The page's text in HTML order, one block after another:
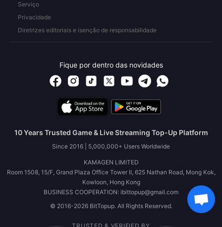
Serviço
Privacidade
Diretrizes editoriais e isenção de responsabilidade
Fique por dentro das novidades
10 Years Trusted Game & Live Streaming Top-Up Platform
Since 2016 | 5,000,000+ Users Worldwide
KAMAGEN LIMITED
Room 1508, 15/F, Grand Plaza Office Tower II, 625 Nathan Road, Mong Kok,
Kowloon, Hong Kong
BUSINESS COOPERATION: ibittopup@gmail.com
© 2016-2026 BitTopup. All Rights Reserved.